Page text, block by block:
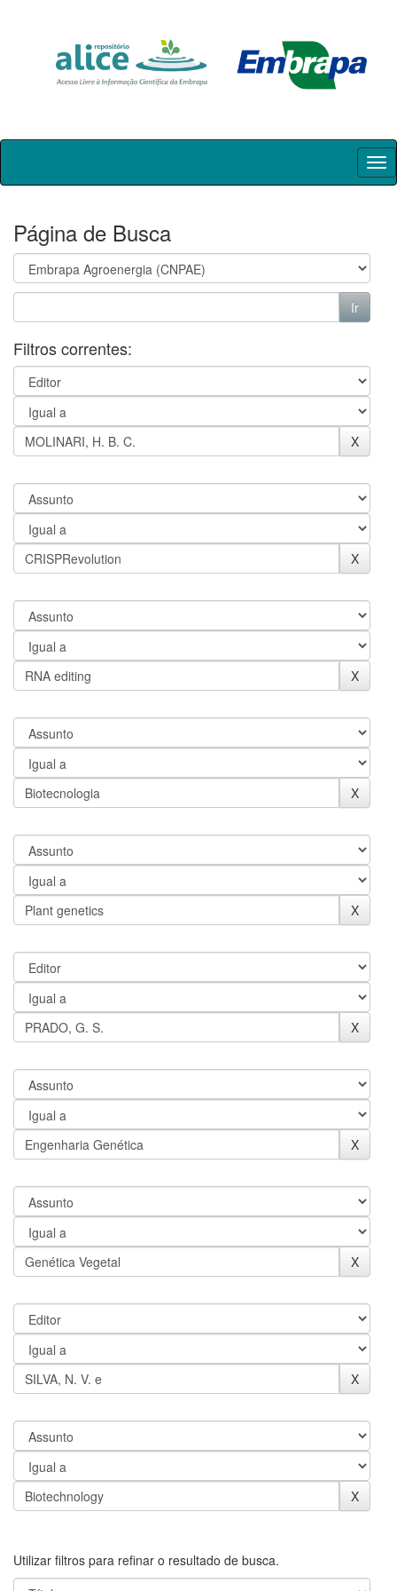
Skip
Página de Busca
Filtros correntes:
Utilizar filtros para refinar o resultado de busca.